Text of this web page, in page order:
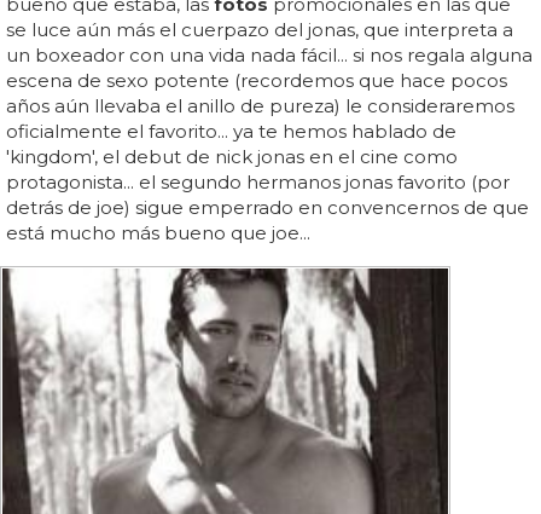
se luce aún más el cuerpazo del jonas, que interpreta a
un boxeador con una vida nada fácil... si nos regala alguna
escena de sexo potente (recordemos que hace pocos
años aún llevaba el anillo de pureza) le consideraremos
oficialmente el favorito... ya te hemos hablado de
'kingdom', el debut de nick jonas en el cine como
protagonista... el segundo hermanos jonas favorito (por
detrás de joe) sigue emperrado en convencernos de que
está mucho más bueno que joe...